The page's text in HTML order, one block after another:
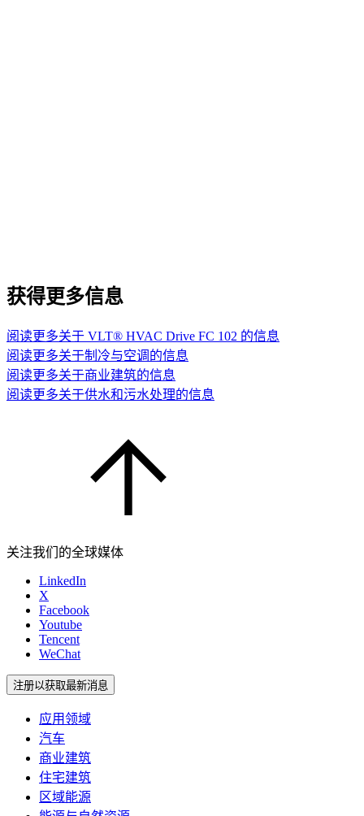
获得更多信息
阅读更多关于 VLT® HVAC Drive FC 102 的信息
阅读更多关于制冷与空调的信息
阅读更多关于商业建筑的信息
阅读更多关于供水和污水处理的信息
关注我们的全球媒体
LinkedIn
X
Facebook
Youtube
Tencent
WeChat
注册以获取最新消息
应用领域
汽车
商业建筑
住宅建筑
区域能源